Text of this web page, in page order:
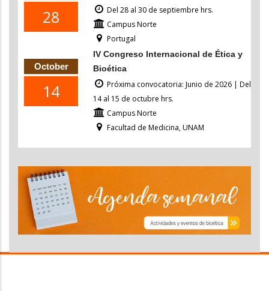
28
Del 28 al 30 de septiembre hrs.
Campus Norte
Portugal
October
14
IV Congreso Internacional de Ética y
Bioética
Próxima convocatoria: Junio de 2026 | Del
14 al 15 de octubre hrs.
Campus Norte
Facultad de Medicina, UNAM